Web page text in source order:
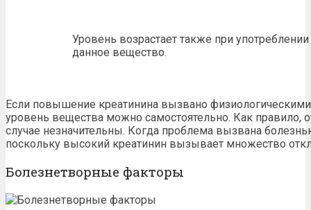
Уровень возрастает также при
данное вещество.
Если повышение креатинина вызвано
уровень вещества можно самостоятельно. Как правило,
случае незначительны. Когда проблема вызвана
поскольку высокий креатинин вызывает множество
Болезнетворные факторы